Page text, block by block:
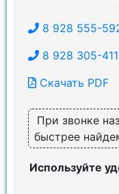
8 928 555-
8 928 305-
Скачать PDF
При звонке
быстрее
Используйте